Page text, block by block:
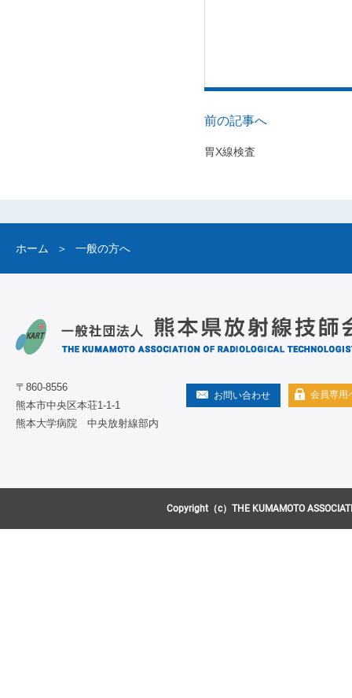
前の記事へ
胃X線検査
ホーム 一般の方へ
〒860-8556
熊本市中央区本荘1-1-1
熊本大学病院 中央放射線部内
お問い合わせ 会員専用
Copyright（c）THE KUMAMOTO